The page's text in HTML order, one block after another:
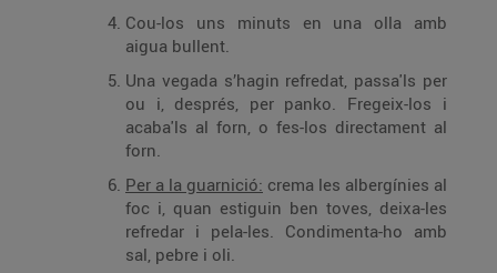
Cou-los uns minuts en una olla amb
aigua bullent.
Una vegada s’hagin refredat, passa'ls per
ou i, després, per panko. Fregeix-los i
acaba'ls al forn, o fes-los directament al
forn.
Per a la guarnició: crema les albergínies al
foc i, quan estiguin ben toves, deixa-les
refredar i pela-les. Condimenta-ho amb
sal, pebre i oli.